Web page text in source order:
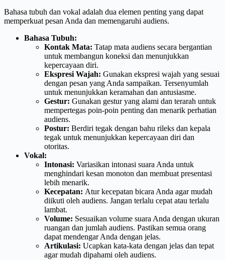
Bahasa tubuh dan vokal adalah dua elemen penting yang dapat
memperkuat pesan Anda dan memengaruhi audiens.
Bahasa Tubuh:
Kontak Mata: Tatap mata audiens secara bergantian
untuk membangun koneksi dan menunjukkan
kepercayaan diri.
Ekspresi Wajah: Gunakan ekspresi wajah yang sesuai
dengan pesan yang Anda sampaikan. Tersenyumlah
untuk menunjukkan keramahan dan antusiasme.
Gestur: Gunakan gestur yang alami dan terarah untuk
mempertegas poin-poin penting dan menarik perhatian
audiens.
Postur: Berdiri tegak dengan bahu rileks dan kepala
tegak untuk menunjukkan kepercayaan diri dan
otoritas.
Vokal:
Intonasi: Variasikan intonasi suara Anda untuk
menghindari kesan monoton dan membuat presentasi
lebih menarik.
Kecepatan: Atur kecepatan bicara Anda agar mudah
diikuti oleh audiens. Jangan terlalu cepat atau terlalu
lambat.
Volume: Sesuaikan volume suara Anda dengan ukuran
ruangan dan jumlah audiens. Pastikan semua orang
dapat mendengar Anda dengan jelas.
Artikulasi: Ucapkan kata-kata dengan jelas dan tepat
agar mudah dipahami oleh audiens.